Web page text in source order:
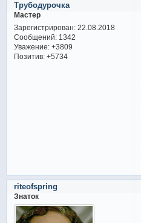
Трубодурочка
Мастер
Зарегистрирован: 22.08.2018
Сообщений:1342
Уважение: +3809
Позитив: +5734
riteofspring
Знаток